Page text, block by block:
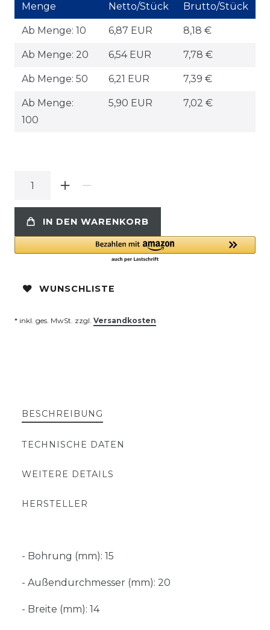
Menge Netto/Stück Brutto/Stück
Ab Menge: 10 6,87 EUR 8,18 €
Ab Menge: 20 6,54 EUR 7,78 €
Ab Menge: 50 6,21 EUR 7,39 €
Ab Menge:
100
5,90 EUR 7,02 €
IN DEN WARENKORB
WUNSCHLISTE
* inkl. ges. MwSt. zzgl. Versandkosten
BESCHREIBUNG
TECHNISCHE DATEN
WEITERE DETAILS
HERSTELLER
- Bohrung (mm): 15
- Außendurchmesser (mm): 20
- Breite (mm): 14